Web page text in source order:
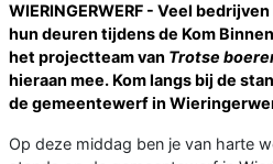
WIERINGERWERF - Veel
hun deuren tijdens de Kom
het projectteam van Trotse
hieraan mee. Kom langs bij de
de gemeentewerf in
Op deze middag ben je van harte